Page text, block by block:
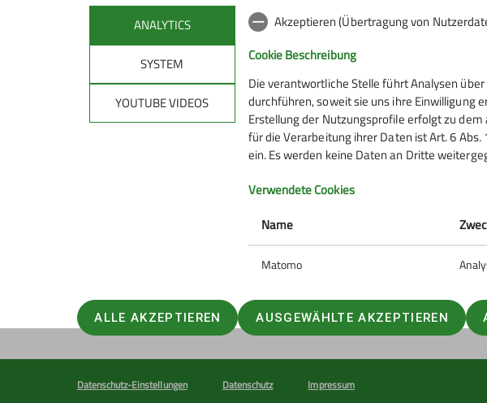
Mitmachen Klettern
Kletterzentrum
Wasserturm
Datenschutz-Einstellungen Datenschutz Impressum
ANALYTICS
SYSTEM
YOUTUBE VIDEOS
Akzeptieren (Übertragung von
Cookie Beschreibung
Die verantwortliche Stelle führt Analysen
durchführen, soweit sie uns ihre Einwilligung
Erstellung der Nutzungsprofile erfolgt zu
für die Verarbeitung ihrer Daten ist Art. 6
ein. Es werden keine Daten an Dritte
Verwendete Cookies
Name
Matomo
ALLE AKZEPTIEREN AUSGEWÄHLTE AKZEPTIEREN